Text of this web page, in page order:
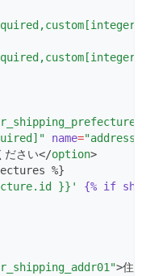
name=
ださい</option>
%}
}}' {% if
>住所